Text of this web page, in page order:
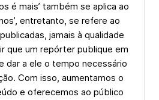
é mais’ também se aplica ao
entretanto, se refere ao
jamais à qualidade
que um repórter publique em
dar a ele o tempo necessário
Com isso, aumentamos o
e oferecemos ao público